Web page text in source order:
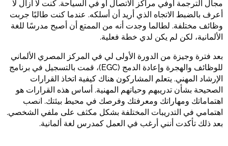
مجال الترجمة أوفي مراكز الاتصال أو في السياحة. كنت لا أزال لا
أعرف بالضبط الاتجاه الذي أريد أن أسلكه. عندما كنت طالبًا جربت
وظائف مختلفة. لطالما وجدت أنه من الممتع أن أصبح مدرسًا للغة
الألمانية، لكن لم يكن لدي خطة فعلية.
بعد فترة وجيزة من الدورة الأولى لي في المركز المصري الألماني
للوظائف والهجرة وإعادة الدمج (EGC)، قمت بالتسجيل في برنامج
الإرشاد المهني. يتعلم المشاركون هناك كيفية اتخاذ القرارات
الصحيحة بشأن تدريبهم وحياتهم المهنية. أساس هذه القرارات هو
اهتماماتك ومهاراتك ومعرفتك وفرصك في محيط بيئتك. انصب
اهتمامي في التدريبات المختلفة بشكل مكثف على ملفي الشخصي.
بعد ذلك تأكدت أنني أرغب في العمل كمدرس لغة ألمانية.